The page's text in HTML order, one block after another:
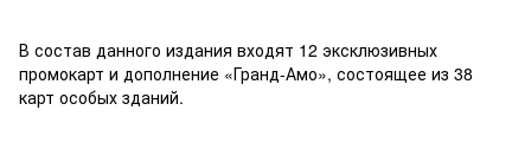
В состав данного издания входят 12 эксклюзивных
промокарт и дополнение «Гранд-Амо», состоящее из 38
карт особых зданий.